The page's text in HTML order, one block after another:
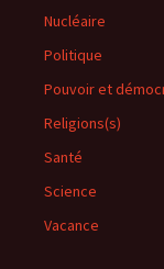
Nucléaire
Politique
Pouvoir et
Religions(s)
Santé
Science
Vacance